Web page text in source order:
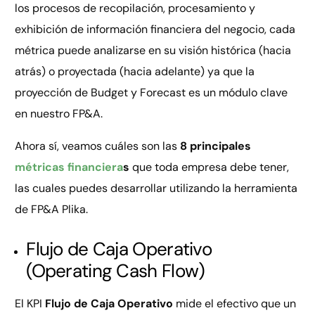
los procesos de recopilación, procesamiento y
exhibición de información financiera del negocio, cada
métrica puede analizarse en su visión histórica (hacia
atrás) o proyectada (hacia adelante) ya que la
proyección de Budget y Forecast es un módulo clave
en nuestro FP&A.
Ahora sí, veamos cuáles son las 8 principales
métricas financieras que toda empresa debe tener,
las cuales puedes desarrollar utilizando la herramienta
de FP&A Plika.
Flujo de Caja Operativo
(Operating Cash Flow)
El KPI Flujo de Caja Operativo mide el efectivo que un